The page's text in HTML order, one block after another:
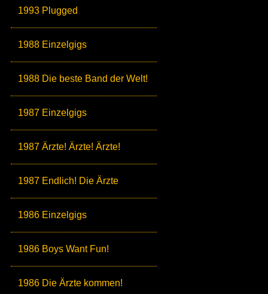
1993 Plugged
1988 Einzelgigs
1988 Die beste Band der Welt!
1987 Einzelgigs
1987 Ärzte! Ärzte! Ärzte!
1987 Endlich! Die Ärzte
1986 Einzelgigs
1986 Boys Want Fun!
1986 Die Ärzte kommen!